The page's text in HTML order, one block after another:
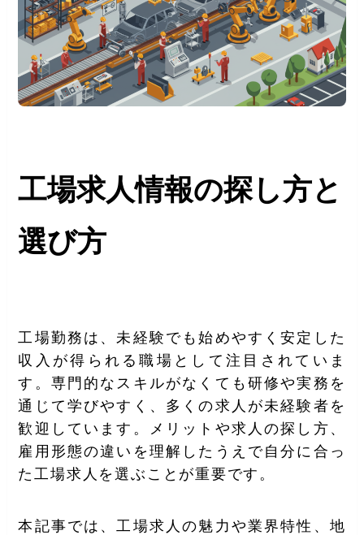
工場求人情報の探し方と
選び方
工場勤務は、未経験でも始めやすく安定した
収入が得られる職場として注目されていま
す。専門的なスキルがなくても研修や実務を
通じて学びやすく、多くの求人が未経験者を
歓迎しています。メリットや求人の探し方、
雇用形態の違いを理解したうえで自分に合っ
た工場求人を選ぶことが重要です。
本記事では、工場求人の魅力や業界特性、地